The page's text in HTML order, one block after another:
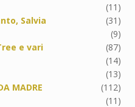
(11)
Salvia
(31)
(9)
e vari
(87)
(14)
(13)
MADRE
(112)
(11)